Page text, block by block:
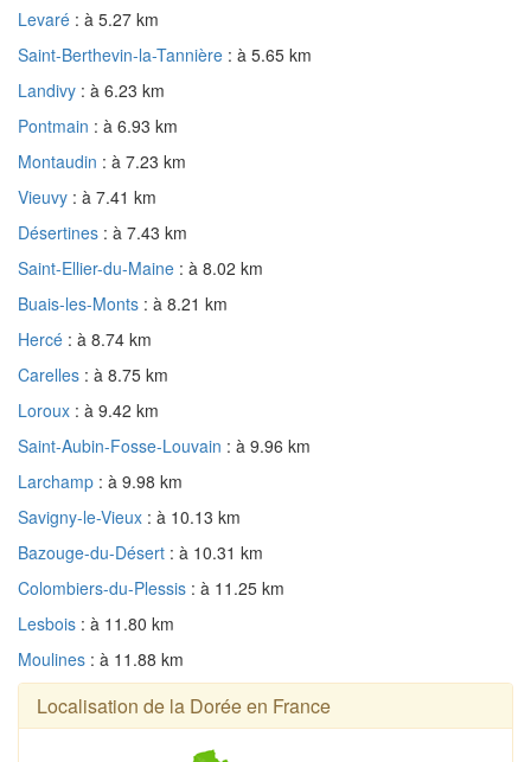
Levaré : à 5.27 km
Saint-Berthevin-la-Tannière : à 5.65 km
Landivy : à 6.23 km
Pontmain : à 6.93 km
Montaudin : à 7.23 km
Vieuvy : à 7.41 km
Désertines : à 7.43 km
Saint-Ellier-du-Maine : à 8.02 km
Buais-les-Monts : à 8.21 km
Hercé : à 8.74 km
Carelles : à 8.75 km
Loroux : à 9.42 km
Saint-Aubin-Fosse-Louvain : à 9.96 km
Larchamp : à 9.98 km
Savigny-le-Vieux : à 10.13 km
Bazouge-du-Désert : à 10.31 km
Colombiers-du-Plessis : à 11.25 km
Lesbois : à 11.80 km
Moulines : à 11.88 km
Localisation de la Dorée en France